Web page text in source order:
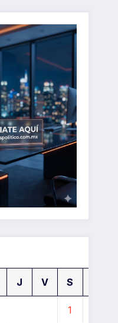
J V S
1